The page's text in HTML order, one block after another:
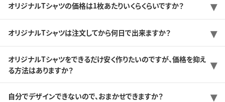
オリジナルTシャツの価格は1枚あたりいくらくらいですか？
オリジナルTシャツは注文してから何日で出来ますか？
オリジナルTシャツをできるだけ安く作りたいのですが、価格を抑え
る方法はありますか？
自分でデザインできないので、おまかせできますか？